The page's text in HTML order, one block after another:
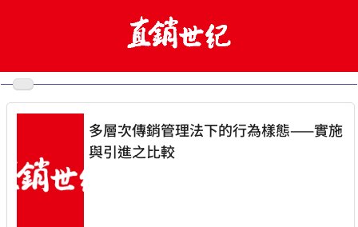
多層次傳銷管理法下的行為樣態——實施
與引進之比較